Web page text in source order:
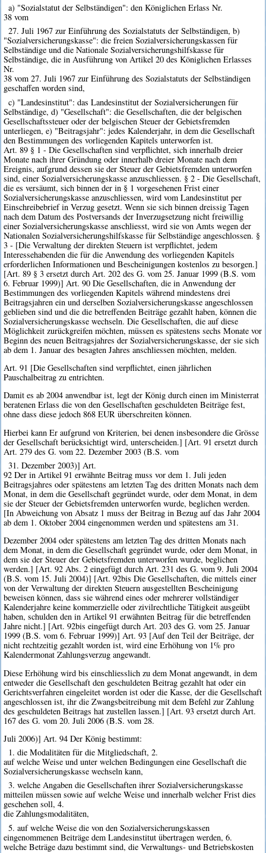
a) "Sozialstatut der Selbständigen": den Königlichen Erlass Nr.
38 vom
27. Juli 1967 zur Einführung des Sozialstatuts der Selbständigen, b)
"Sozialversicherungskasse": die freien Sozialversicherungskassen für
Selbständige und die Nationale Sozialversicherungshilfskasse für
Selbständige, die in Ausführung von Artikel 20 des Königlichen Erlasses
Nr.
38 vom 27. Juli 1967 zur Einführung des Sozialstatuts der Selbständigen
geschaffen worden sind,
c) "Landesinstitut": das Landesinstitut der Sozialversicherungen für
Selbständige, d) "Gesellschaft": die Gesellschaften, die der belgischen
Gesellschaftssteuer oder der belgischen Steuer der Gebietsfremden
unterliegen, e) "Beitragsjahr": jedes Kalenderjahr, in dem die Gesellschaft
den Bestimmungen des vorliegenden Kapitels unterworfen ist.
Art. 89 § 1 - Die Gesellschaften sind verpflichtet, sich innerhalb dreier
Monate nach ihrer Gründung oder innerhalb dreier Monate nach dem
Ereignis, aufgrund dessen sie der Steuer der Gebietsfremden unterworfen
sind, einer Sozialversicherungskasse anzuschliessen. § 2 - Die Gesellschaft,
die es versäumt, sich binnen der in § 1 vorgesehenen Frist einer
Sozialversicherungskasse anzuschliessen, wird vom Landesinstitut per
Einschreibebrief in Verzug gesetzt. Wenn sie sich binnen dreissig Tagen
nach dem Datum des Postversands der Inverzugsetzung nicht freiwillig
einer Sozialversicherungskasse anschliesst, wird sie von Amts wegen der
Nationalen Sozialversicherungshilfskasse für Selbständige angeschlossen. §
3 - [Die Verwaltung der direkten Steuern ist verpflichtet, jedem
Interessehabenden die für die Anwendung des vorliegenden Kapitels
erforderlichen Informationen und Bescheinigungen kostenlos zu besorgen.]
[Art. 89 § 3 ersetzt durch Art. 202 des G. vom 25. Januar 1999 (B.S. vom
6. Februar 1999)] Art. 90 Die Gesellschaften, die in Anwendung der
Bestimmungen des vorliegenden Kapitels während mindestens drei
Beitragsjahren ein und derselben Sozialversicherungskasse angeschlossen
geblieben sind und die die betreffenden Beiträge gezahlt haben, können die
Sozialversicherungskasse wechseln. Die Gesellschaften, die auf diese
Möglichkeit zurückgreifen möchten, müssen es spätestens sechs Monate vor
Beginn des neuen Beitragsjahres der Sozialversicherungskasse, der sie sich
ab dem 1. Januar des besagten Jahres anschliessen möchten, melden.
Art. 91 [Die Gesellschaften sind verpflichtet, einen jährlichen
Pauschalbeitrag zu entrichten.
Damit es ab 2004 anwendbar ist, legt der König durch einen im Ministerrat
beratenen Erlass die von den Gesellschaften geschuldeten Beiträge fest,
ohne dass diese jedoch 868 EUR überschreiten können.
Hierbei kann Er aufgrund von Kriterien, bei denen insbesondere die Grösse
der Gesellschaft berücksichtigt wird, unterscheiden.] [Art. 91 ersetzt durch
Art. 279 des G. vom 22. Dezember 2003 (B.S. vom
31. Dezember 2003)] Art.
92 Der in Artikel 91 erwähnte Beitrag muss vor dem 1. Juli jeden
Beitragsjahres oder spätestens am letzten Tag des dritten Monats nach dem
Monat, in dem die Gesellschaft gegründet wurde, oder dem Monat, in dem
sie der Steuer der Gebietsfremden unterworfen wurde, beglichen werden.
[In Abweichung von Absatz 1 muss der Beitrag in Bezug auf das Jahr 2004
ab dem 1. Oktober 2004 eingenommen werden und spätestens am 31.
Dezember 2004 oder spätestens am letzten Tag des dritten Monats nach
dem Monat, in dem die Gesellschaft gegründet wurde, oder dem Monat, in
dem sie der Steuer der Gebietsfremden unterworfen wurde, beglichen
werden.] [Art. 92 Abs. 2 eingefügt durch Art. 231 des G. vom 9. Juli 2004
(B.S. vom 15. Juli 2004)] [Art. 92bis Die Gesellschaften, die mittels einer
von der Verwaltung der direkten Steuern ausgestellten Bescheinigung
beweisen können, dass sie während eines oder mehrerer vollständiger
Kalenderjahre keine kommerzielle oder zivilrechtliche Tätigkeit ausgeübt
haben, schulden den in Artikel 91 erwähnten Beitrag für die betreffenden
Jahre nicht.] [Art. 92bis eingefügt durch Art. 203 des G. vom 25. Januar
1999 (B.S. vom 6. Februar 1999)] Art. 93 [Auf den Teil der Beiträge, der
nicht rechtzeitig gezahlt worden ist, wird eine Erhöhung von 1% pro
Kalendermonat Zahlungsverzug angewandt.
Diese Erhöhung wird bis einschliesslich zu dem Monat angewandt, in dem
entweder die Gesellschaft den geschuldeten Beitrag gezahlt hat oder ein
Gerichtsverfahren eingeleitet worden ist oder die Kasse, der die Gesellschaft
angeschlossen ist, ihr die Zwangsbeitreibung mit dem Befehl zur Zahlung
des geschuldeten Beitrags hat zustellen lassen.] [Art. 93 ersetzt durch Art.
167 des G. vom 20. Juli 2006 (B.S. vom 28.
Juli 2006)] Art. 94 Der König bestimmt:
1. die Modalitäten für die Mitgliedschaft, 2.
auf welche Weise und unter welchen Bedingungen eine Gesellschaft die
Sozialversicherungskasse wechseln kann,
3. welche Angaben die Gesellschaften ihrer Sozialversicherungskasse
mitteilen müssen sowie auf welche Weise und innerhalb welcher Frist dies
geschehen soll, 4.
die Zahlungsmodalitäten,
5. auf welche Weise die von den Sozialversicherungskassen
eingenommenen Beiträge dem Landesinstitut übertragen werden, 6.
welche Beträge dazu bestimmt sind, die Verwaltungs- und Betriebskosten